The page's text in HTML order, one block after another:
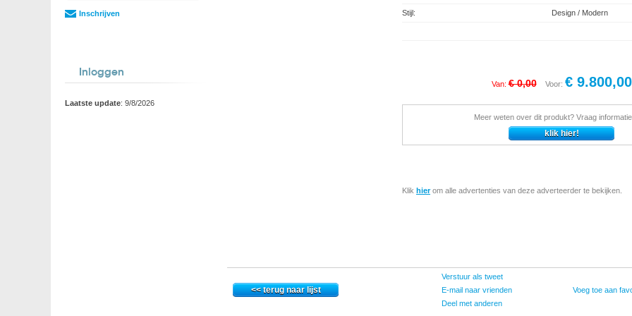
Inschrijven
Inloggen
Laatste update: 9/8/2026
Stijl: Design / Modern
Van:€ 0,00 Voor: € 9.800,00
Meer weten over dit produkt? Vraag informatie
Klik hierom alle advertenties van deze adverteerder te bekijken.
Verstuur als tweet
E-mail naar vrienden
Deel met anderen
Voeg toe aan